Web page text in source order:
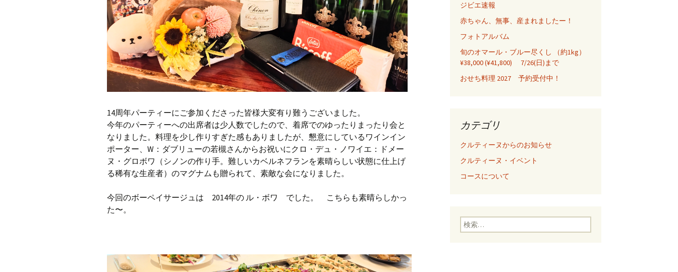
14周年パーティーにご参加くださった皆様大変有り難うございました。
今年のパーティーへの出席者は少人数でしたので、着席でのゆったりまったり会と
なりました。料理を少し作りすぎた感もありましたが、懇意にしているワインイン
ポーター、W：ダブリューの若槻さんからお祝いにクロ・デュ・ノワイエ：ドメー
ヌ・グロボワ（シノンの作り手。難しいカベルネフランを素晴らしい状態に仕上げ
る稀有な生産者）のマグナムも贈られて、素敵な会になりました。
今回のボーペイサージュは 2014年の ル・ボワ でした。 こちらも素晴らしかっ
た〜。
ジビエ速報
赤ちゃん、無事、産まれましたー！
フォトアルバム
旬のオマール・ブルー尽くし （約1kg）
¥38,000 (¥41,800) 7/26(日)まで
おせち料理 2027 予約受付中！
カテゴリ
クルティーヌからのお知らせ
クルティーヌ・イベント
コースについて
検
索